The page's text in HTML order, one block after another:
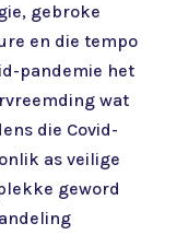
gebroke
en die tempo
pandemie het
wat
die Covid-
as veilige
geword